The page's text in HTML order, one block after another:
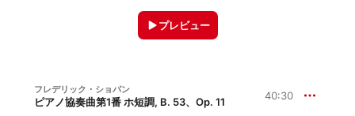
プレビュー
フレデリック・ショパン
ピアノ協奏曲第1番 ホ短調, B. 53、Op. 11 40:30